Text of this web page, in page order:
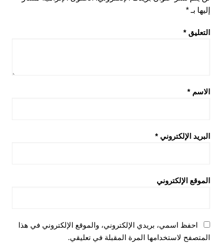
إليها بـ *
التعليق *
الاسم *
البريد الإلكتروني *
الموقع الإلكتروني
احفظ اسمي، بريدي الإلكتروني، والموقع الإلكتروني في هذا
المتصفح لاستخدامها المرة المقبلة في تعليقي.